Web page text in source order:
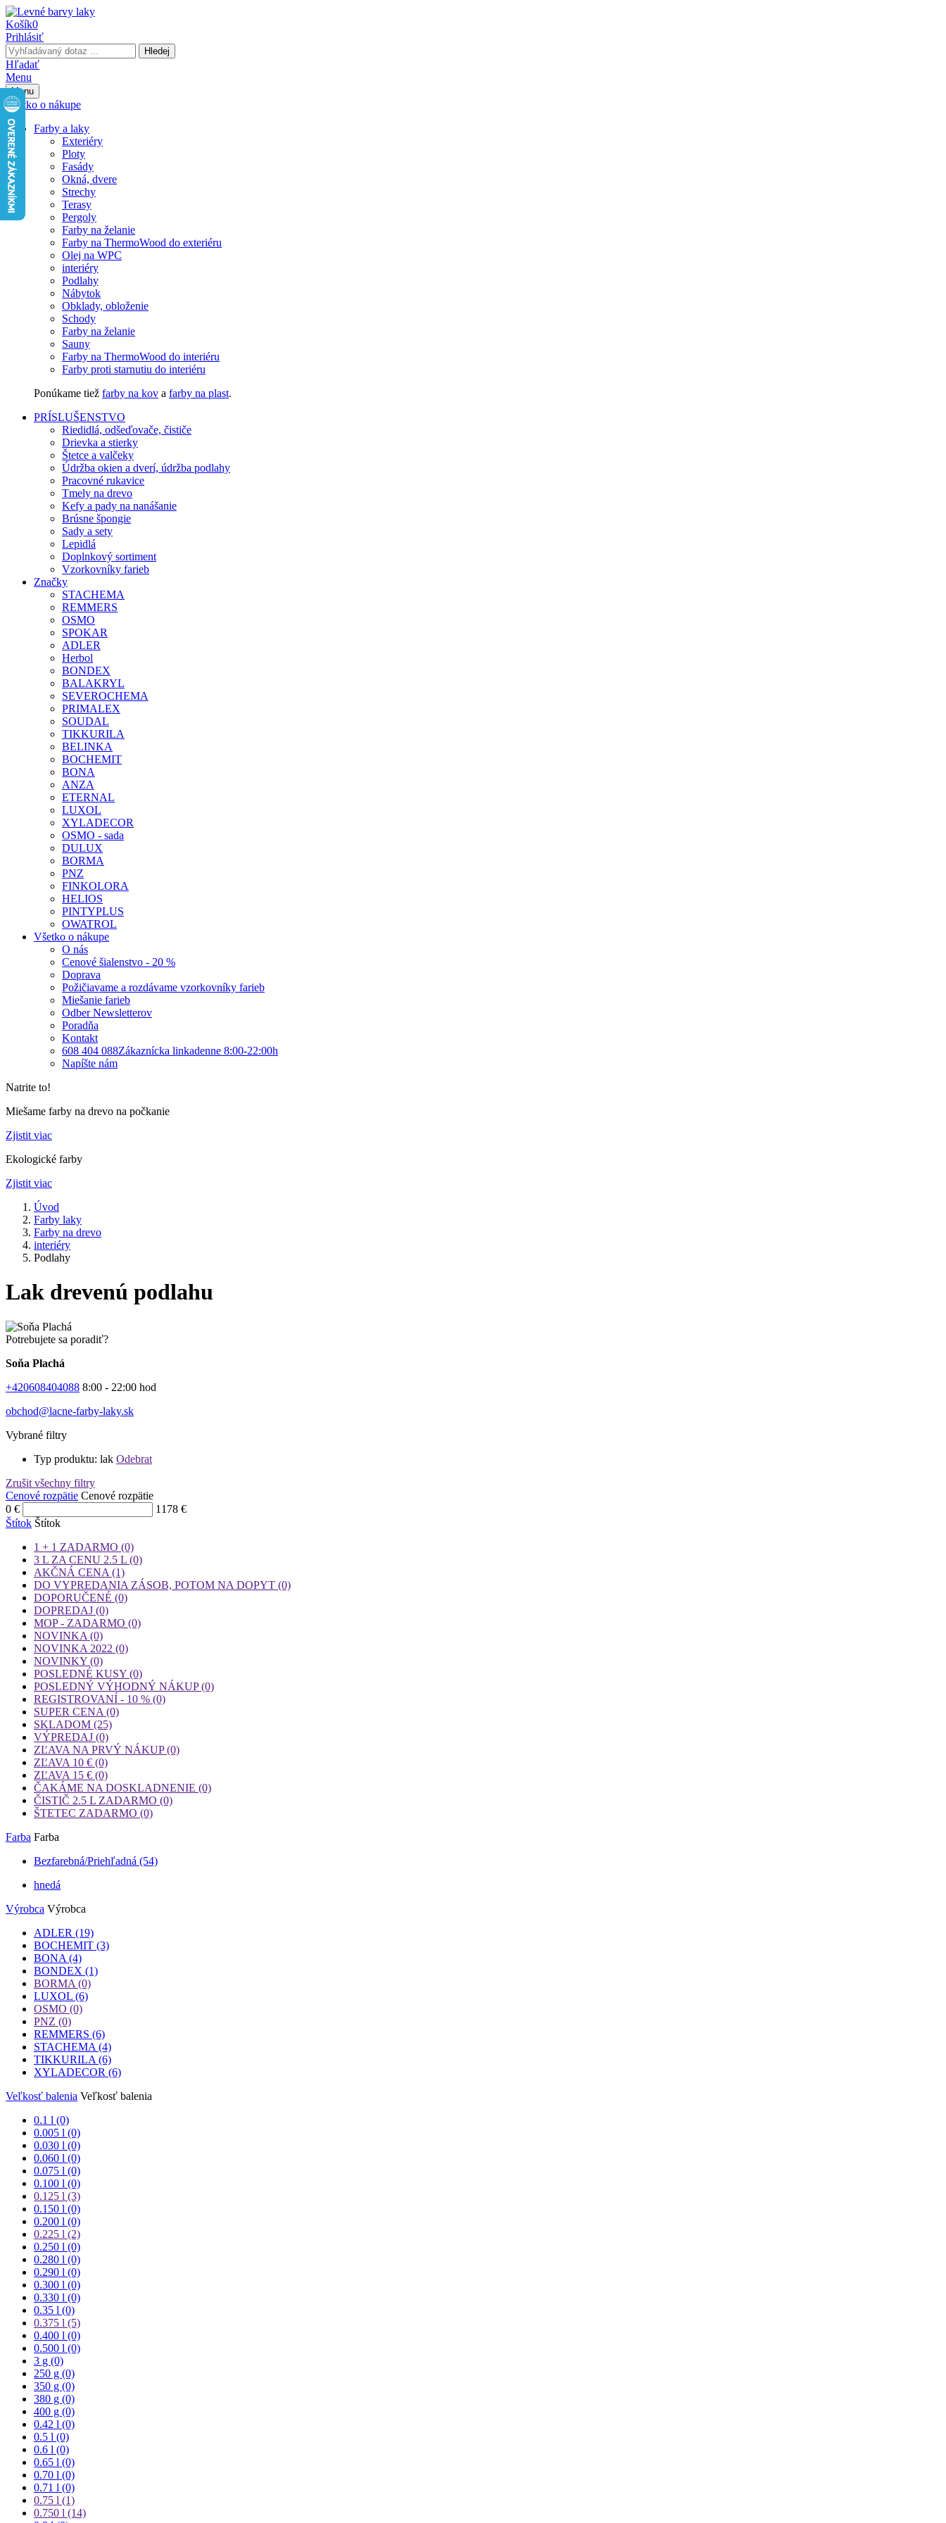
Košík0
Prihlásiť
Hledej
Hľadať
Menu
Menu
Všetko o nákupe
Farby a laky
Exteriéry
Ploty
Fasády
Okná, dvere
Strechy
Terasy
Pergoly
Farby na želanie
Farby na ThermoWood do exteriéru
Olej na WPC
interiéry
Podlahy
Nábytok
Obklady, obloženie
Schody
Farby na želanie
Sauny
Farby na ThermoWood do interiéru
Farby proti starnutiu do interiéru
Ponúkame tiež farby na kov a farby na plast.
PRÍSLUŠENSTVO
Riedidlá, odšeďovače, čističe
Drievka a stierky
Štetce a valčeky
Údržba okien a dverí, údržba podlahy
Pracovné rukavice
Tmely na drevo
Kefy a pady na nanášanie
Brúsne špongie
Sady a sety
Lepidlá
Doplnkový sortiment
Vzorkovníky farieb
Značky
STACHEMA
REMMERS
OSMO
SPOKAR
ADLER
Herbol
BONDEX
BALAKRYL
SEVEROCHEMA
PRIMALEX
SOUDAL
TIKKURILA
BELINKA
BOCHEMIT
BONA
ANZA
ETERNAL
LUXOL
XYLADECOR
OSMO - sada
DULUX
BORMA
PNZ
FINKOLORA
HELIOS
PINTYPLUS
OWATROL
Všetko o nákupe
O nás
Cenové šialenstvo - 20 %
Doprava
Požičiavame a rozdávame vzorkovníky farieb
Miešanie farieb
Odber Newsletterov
Poradňa
Kontakt
608 404 088Zákaznícka linkadenne 8:00-22:00h
Napíšte nám
Natrite to!
Miešame farby na drevo na počkanie
Zjistit viac
Ekologické farby
Zjistit viac
Úvod
Farby laky
Farby na drevo
interiéry
Podlahy
Lak drevenú podlahu
Potrebujete sa poradiť?
Soňa Plachá
+420608404088 8:00 - 22:00 hod
obchod@lacne-farby-laky.sk
Vybrané filtry
Typ produktu: lak Odebrat
Zrušit všechny filtry
Cenové rozpätie Cenové rozpätie
0 € 1178 €
Štítok Štítok
1 + 1 ZADARMO (0)
3 L ZA CENU 2.5 L (0)
AKČNÁ CENA (1)
DO VYPREDANIA ZÁSOB, POTOM NA DOPYT (0)
DOPORUČENÉ (0)
DOPREDAJ (0)
MOP - ZADARMO (0)
NOVINKA (0)
NOVINKA 2022 (0)
NOVINKY (0)
POSLEDNÉ KUSY (0)
POSLEDNÝ VÝHODNÝ NÁKUP(0)
REGISTROVANÍ - 10 % (0)
SUPER CENA (0)
SKLADOM (25)
VÝPREDAJ (0)
ZĽAVA NA PRVÝ NÁKUP(0)
ZĽAVA 10 € (0)
ZĽAVA 15 € (0)
ČAKÁME NA DOSKLADNENIE (0)
ČISTIČ 2.5 L ZADARMO (0)
ŠTETEC ZADARMO (0)
Farba Farba
Bezfarebná/Priehľadná (54)
hnedá
Výrobca Výrobca
ADLER (19)
BOCHEMIT (3)
BONA (4)
BONDEX (1)
BORMA (0)
LUXOL (6)
OSMO (0)
PNZ (0)
REMMERS (6)
STACHEMA (4)
TIKKURILA (6)
XYLADECOR (6)
Veľkosť balenia Veľkosť balenia
0.1 l (0)
0.005 l (0)
0.030 l (0)
0.060 l (0)
0.075 l (0)
0.100 l (0)
0.125 l (3)
0.150 l (0)
0.200 l (0)
0.225 l (2)
0.250 l (0)
0.280 l (0)
0.290 l (0)
0.300 l (0)
0.330 l (0)
0.35 l (0)
0.375 l (5)
0.400 l (0)
0.500 l (0)
3 g (0)
250 g (0)
350 g (0)
380 g (0)
400 g (0)
0.42 l (0)
0.5 l (0)
0.6 l (0)
0.65 l (0)
0.70 l (0)
0.71 l (0)
0.75 l (1)
0.750 l (14)